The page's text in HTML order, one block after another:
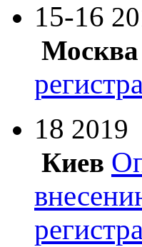
15-16
Москва
18 2019
Киев